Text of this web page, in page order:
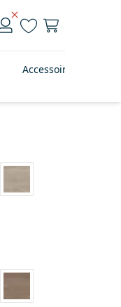
Accessoires